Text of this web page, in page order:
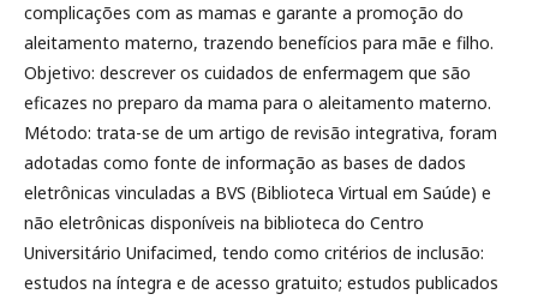
complicações com as mamas e garante a promoção do
aleitamento materno, trazendo benefícios para mãe e filho.
Objetivo: descrever os cuidados de enfermagem que são
eficazes no preparo da mama para o aleitamento materno.
Método: trata-se de um artigo de revisão integrativa, foram
adotadas como fonte de informação as bases de dados
eletrônicas vinculadas a BVS (Biblioteca Virtual em Saúde) e
não eletrônicas disponíveis na biblioteca do Centro
Universitário Unifacimed, tendo como critérios de inclusão:
estudos na íntegra e de acesso gratuito; estudos publicados